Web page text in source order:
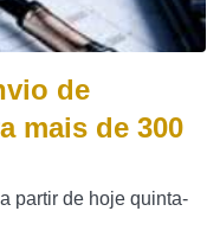
de
mais de 300
partir de hoje quinta-